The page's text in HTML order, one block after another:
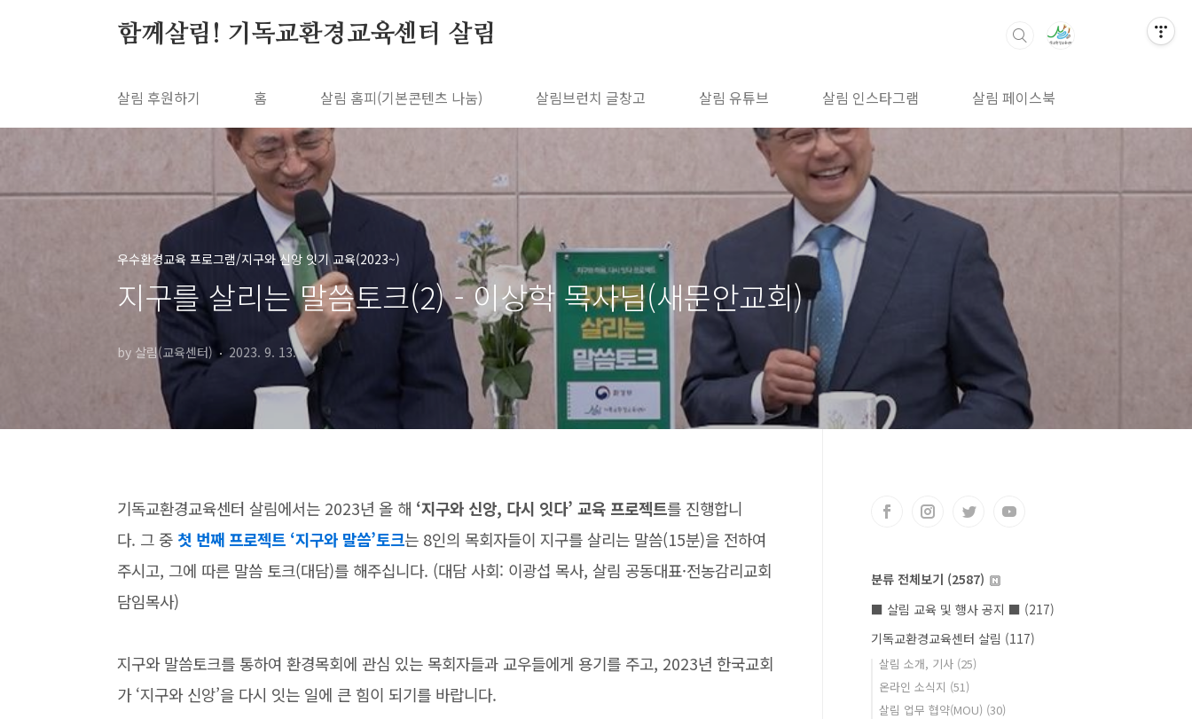
함께살림! 기독교환경교육센터 살림
살림 후원하기 홈 살림 홈피(기본콘텐츠 나눔) 살림브런치 글창고 살림 유튜브 살림 인스타그램 살림 페이스북
우수환경교육 프로그램/지구와 신앙 잇기 교육(2023~)
지구를 살리는 말씀토크(2) - 이상학 목사님(새문안교회)
by 살림(교육센터) 2023. 9. 13.
기독교환경교육센터 살림에서는 2023년 올 해 ‘지구와 신앙, 다시 잇다’ 교육 프로젝트를 진행합니
다. 그 중 첫 번째 프로젝트 ‘지구와 말씀’토크는 8인의 목회자들이 지구를 살리는 말씀(15분)을 전하여
주시고, 그에 따른 말씀 토크(대담)를 해주십니다. (대담 사회: 이광섭 목사, 살림 공동대표·전농감리교회
담임목사)
지구와 말씀토크를 통하여 환경목회에 관심 있는 목회자들과 교우들에게 용기를 주고, 2023년 한국교회
가 ‘지구와 신앙’을 다시 잇는 일에 큰 힘이 되기를 바랍니다.
분류 전체보기 (2587)
■ 살림 교육 및 행사 공지 ■ (217)
기독교환경교육센터 살림 (117)
살림 소개, 기사 (25)
온라인 소식지 (51)
살림 업무 협약(MOU) (30)